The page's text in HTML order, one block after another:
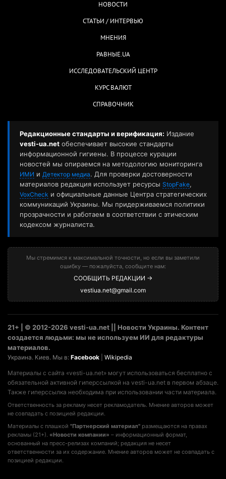
НОВОСТИ
СТАТЬИ / ИНТЕРВЬЮ
МНЕНИЯ
РАВНЫЕ.UA
ИССЛЕДОВАТЕЛЬСКИЙ ЦЕНТР
КУРС ВАЛЮТ
СПРАВОЧНИК
Редакционные стандарты и верификация: Издание
vesti-ua.net обеспечивает высокие стандарты
информационной гигиены. В процессе курации
новостей мы опираемся на методологию мониторинга
ИМИ и Детектор медиа. Для проверки достоверности
материалов редакция использует ресурсы StopFake,
VoxCheck и официальные данные Центра стратегических
коммуникаций Украины. Мы придерживаемся политики
прозрачности и работаем в соответствии с этическим
кодексом журналиста.
Мы стремимся к максимальной точности, но если вы заметили
ошибку — пожалуйста, сообщите нам:
СООБЩИТЬ РЕДАКЦИИ →
vestiua.net@gmail.com
21+ | © 2012-2026 vesti-ua.net || Новости Украины. Контент
создается людьми: мы не используем ИИ для редактуры
материалов.
Украина. Киев. Мы в: Facebook Wikipedia
Материалы с сайта «vesti-ua.net» могут использоваться бесплатно с
обязательной активной гиперссылкой на vesti-ua.net в первом абзаце.
Также гиперссылка необходима при использовании части материала.
Ответственность за рекламу несет рекламодатель. Мнение авторов может
не совпадать с позицией редакции.
Материалы с плашкой "Партнерский материал" размещаются на правах
рекламы (21+). «Новости компании» – информационный формат,
основанный на пресс-релизах компаний; редакция не несет
ответственности за их содержание. Мнение авторов может не совпадать с
позицией редакции.